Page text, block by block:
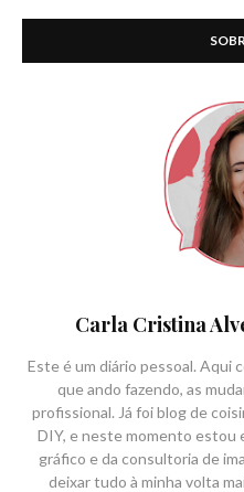
Carla Cristina
Este é um diário pessoal. Aqui
que ando fazendo, as
profissional. Já foi blog de
DIY, e neste momento estou
gráfico e da consultoria de
deixar tudo à minha volta